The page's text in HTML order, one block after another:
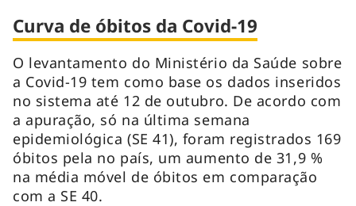
Curva de óbitos da Covid-19
O levantamento do Ministério da Saúde sobre
a Covid-19 tem como base os dados inseridos
no sistema até 12 de outubro. De acordo com
a apuração, só na última semana
epidemiológica (SE 41), foram registrados 169
óbitos pela no país, um aumento de 31,9 %
na média móvel de óbitos em comparação
com a SE 40.